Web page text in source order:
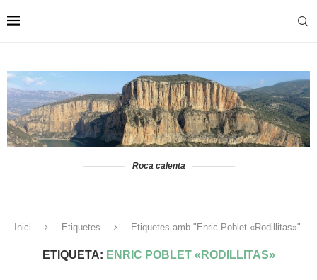
Roca calenta
Inici Etiquetes Etiquetes amb "Enric Poblet «Rodillitas»"
ETIQUETA: ENRIC POBLET «RODILLITAS»